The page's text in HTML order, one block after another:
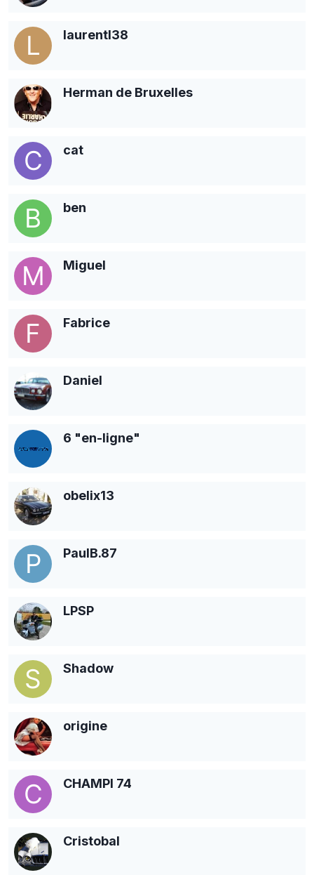
laurentl38
Herman de Bruxelles
cat
ben
Miguel
Fabrice
Daniel
6 "en-ligne"
obelix13
PaulB.87
LPSP
Shadow
origine
CHAMPI 74
Cristobal